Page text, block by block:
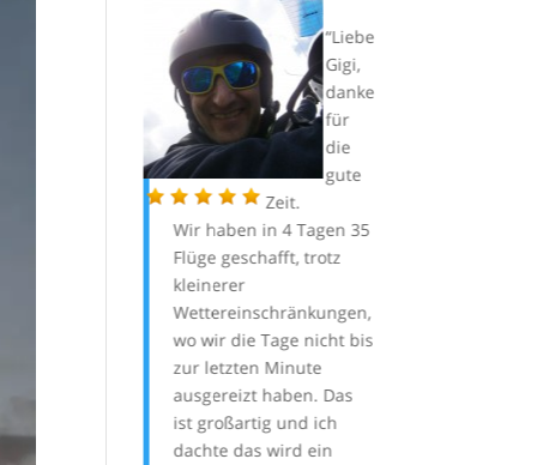
war es uns
Liebe
Gigi,
danke
für
die
gute
Zeit.
Wir haben in 4 Tagen 35
Flüge geschafft, trotz
kleinerer
Wettereinschränkungen,
wo wir die Tage nicht bis
zur letzten Minute
ausgereizt haben. Das
ist großartig und ich
dachte das wird ein